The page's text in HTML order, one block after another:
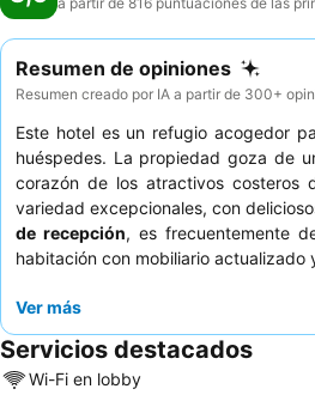
Resumen de opiniones
Resumen creado por IA a partir de 300+
Este hotel es un refugio acogedor
huéspedes. La propiedad goza de
corazón de los atractivos costeros
variedad excepcionales, con
de recepción, es frecuentemente
habitación con mobiliario actualizado
Ver más
Servicios destacados
Wi-Fi en lobby